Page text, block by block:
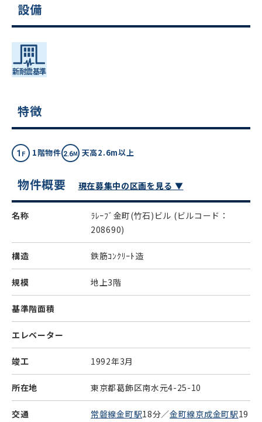
設備
特徴
1階物件 天高2.6m以上
物件概要 現在募集中の区画を見る ▼
名称 ﾗﾚｰﾌﾞ金町(竹石)ビル (ビルコード：
208690)
構造 鉄筋ｺﾝｸﾘｰﾄ造
規模 地上3階
基準階面積
エレベーター
竣工 1992年3月
所在地 東京都葛飾区南水元4-25-10
交通 常磐線金町駅18分／金町線京成金町駅19